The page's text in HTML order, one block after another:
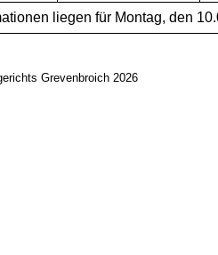
liegen für Montag, den
Grevenbroich 2026